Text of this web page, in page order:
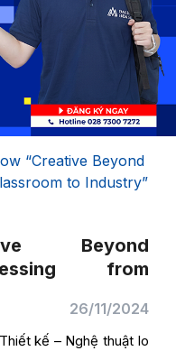
“Creative Beyond
to Industry”
Beyond
from
26/11/2024
kế – Nghệ thuật lo